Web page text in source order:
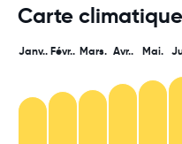
Carte
Janv.. Févr.. Mars. Avr.. Mai.